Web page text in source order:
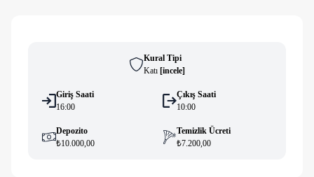
Kural Tipi
Katı [i̇ncele]
Giriş Saati
16:00
Çıkış Saati
10:00
Depozito
₺10.000,00
Temizlik Ücreti
₺7.200,00